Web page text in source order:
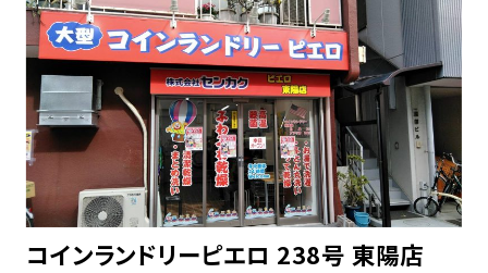
コインランドリーピエロ 238号 東陽店